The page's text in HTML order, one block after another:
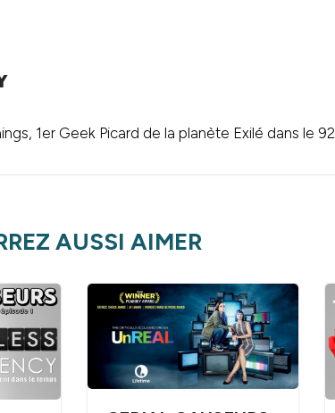
1er Geek Picard de la planète Exilé dans le 92
AUSSI AIMER